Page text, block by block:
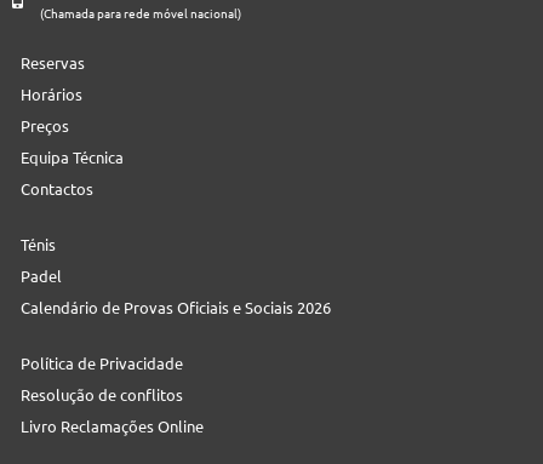
(Chamada para rede móvel nacional)
Reservas
Horários
Preços
Equipa Técnica
Contactos
Ténis
Padel
Calendário de Provas Oficiais e Sociais 2026
Política de Privacidade
Resolução de conflitos
Livro Reclamações Online